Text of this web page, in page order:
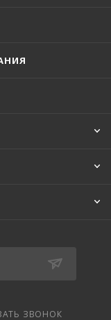
ЗВОНОК